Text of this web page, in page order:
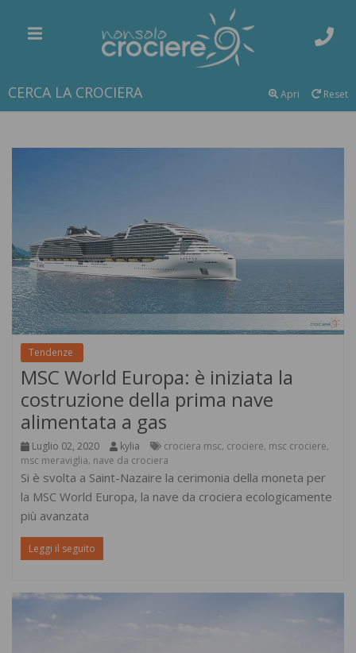
CERCA LA CROCIERA Reset
Apri
Tendenze
MSC World Europa: è iniziata la
costruzione della prima nave
alimentata a gas
Luglio 02, 2020 kylia crociera msc, crociere, msc crociere,
msc meraviglia, nave da crociera
Si è svolta a Saint-Nazaire la cerimonia della moneta per
la MSC World Europa, la nave da crociera ecologicamente
più avanzata
Leggi il seguito